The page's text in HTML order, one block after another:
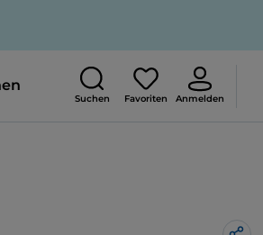
Suchen Favoriten Anmelden